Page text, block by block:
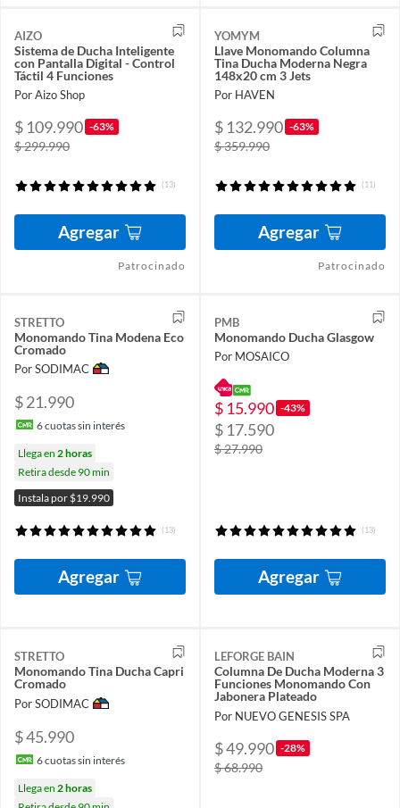
AIZO
Sistema de Ducha Inteligente
con Pantalla Digital - Control
Táctil 4 Funciones
Por Aizo Shop
$ 109.990 -63%
$ 299.990
(13)
Agregar
Patrocinado
YOMYM
Llave Monomando Columna
Tina Ducha Moderna Negra
148x20 cm 3 Jets
Por HAVEN
$ 132.990 -63%
$ 359.990
(11)
Agregar
Patrocinado
STRETTO
Monomando Tina Modena Eco
Cromado
Por SODIMAC
$ 21.990
6cuotas sin interés
Llega en 2 horas
Retira desde 90 min
Instala por $19.990
(13)
Agregar
PMB
Monomando Ducha Glasgow
Por MOSAICO
$ 15.990 -43%
$ 17.590
$ 27.990
(13)
Agregar
STRETTO
Monomando Tina Ducha Capri
Cromado
Por SODIMAC
$ 45.990
6cuotas sin interés
Llega en 2 horas
LEFORGE BAIN
Columna De Ducha Moderna 3
Funciones Monomando Con
Jabonera Plateado
Por NUEVO GENESIS SPA
$ 49.990 -28%
$ 68.990